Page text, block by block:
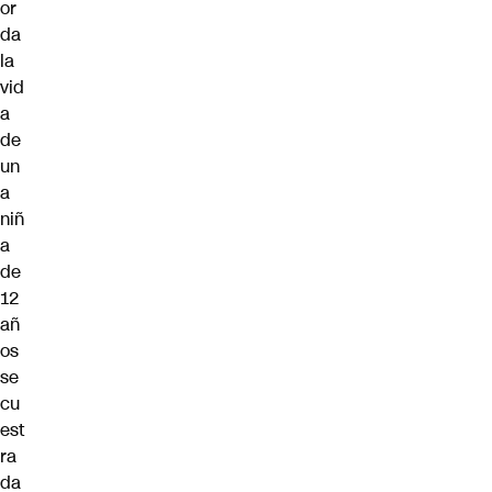
or
da
la
vid
a
de
un
a
niñ
a
de
12
añ
os
se
cu
est
ra
da